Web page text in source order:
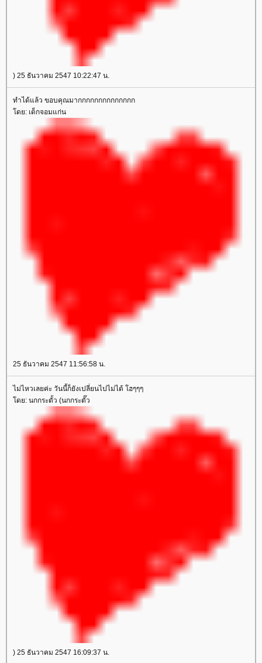
) 25 ธันวาคม 2547 10:22:47 น.
ทำได้แล้ว ขอบคุณมากกกกกกกกกกกกกก
ดย: เด็กจอมแก่น
25 ธันวาคม 2547 11:56:58 น.
ไม่ไหวเลยค่ะ วันนี้ก็ยังเปลี่ยนไปไม่ได้ โฮๆๆๆ
ดย: นกกระตั้ว (นกกระตั๊ว
) 25 ธันวาคม 2547 16:09:37 น.